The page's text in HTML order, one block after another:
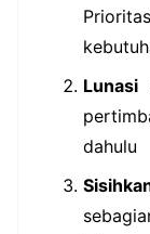
Lunasi
dahulu